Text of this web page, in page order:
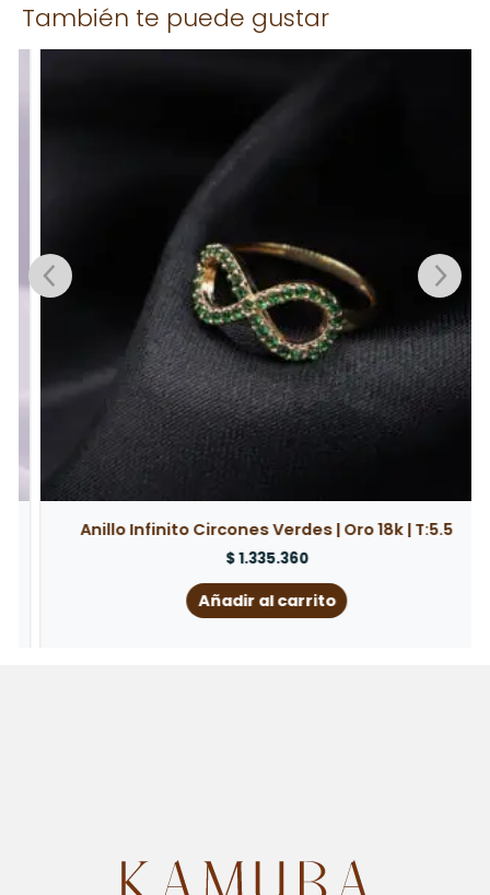
Solo los usuarios registrados que hayan comprado este
producto pueden hacer una valoración.
También te puede gustar
Anillo Infinito Circones Verdes | Oro 18k | T:5.5
1.335.360
Añadir al carrito